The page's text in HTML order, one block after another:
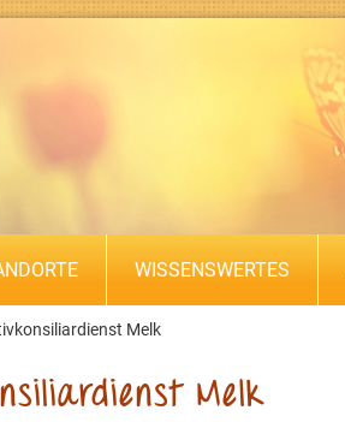
WISSENSWERTES
Melk
Melk